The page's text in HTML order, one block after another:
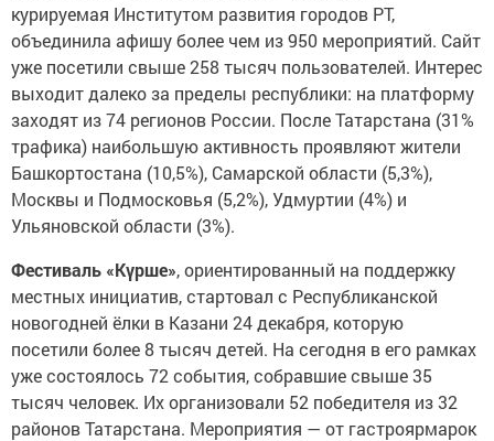
курируемая Институтом развития городов РТ,
объединила афишу более чем из 950 мероприятий. Сайт
уже посетили свыше 258 тысяч пользователей. Интерес
выходит далеко за пределы республики: на платформу
заходят из 74 регионов России. После Татарстана (31%
трафика) наибольшую активность проявляют жители
Башкортостана (10,5%), Самарской области (5,3%),
Москвы и Подмосковья (5,2%), Удмуртии (4%) и
Ульяновской области (3%).
Фестиваль «Күрше», ориентированный на поддержку
местных инициатив, стартовал с Республиканской
новогодней ёлки в Казани 24 декабря, которую
посетили более 8 тысяч детей. На сегодня в его рамках
уже состоялось 72 события, собравшие свыше 35
тысяч человек. Их организовали 52 победителя из 32
районов Татарстана. Мероприятия — от гастроярмарок